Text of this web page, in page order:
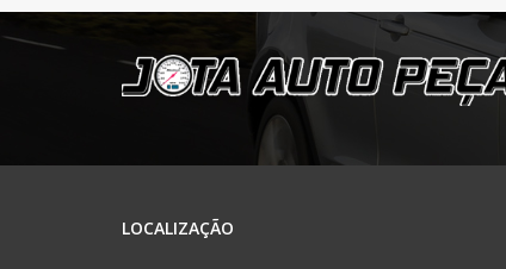
LOCALIZAÇÃO